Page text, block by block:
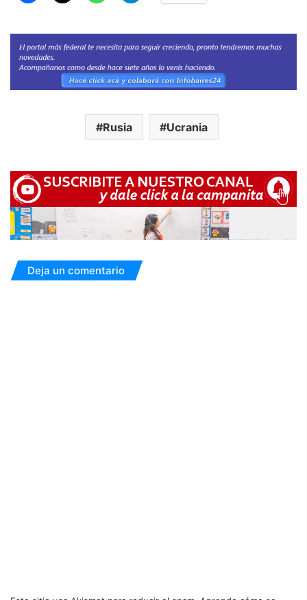
Rusia Ucrania
Deja un comentario